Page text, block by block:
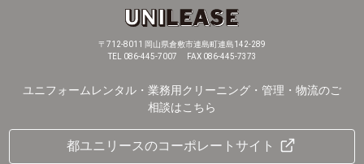
〒712-8011 岡山県倉敷市連島町連島142-289
TEL 086-445-7007 FAX 086-445-7373
ユニフォームレンタル・業務用クリーニング・管理・物流のご
相談はこちら
都ユニリースのコーポレートサイト